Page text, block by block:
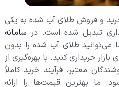
خرید و فروش طلای آب شده به یکی
تبدیل شده است. در سامانه
می‌توانید طلای آب شده را بدون
خریداری کنید. با بهره‌گیری از
معتبر، فرآیند خرید کاملاً
ما بهترین قیمت‌ها را ارائه